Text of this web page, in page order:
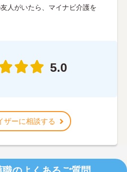
人がいたら、マイナビ介護を
5.0
ザーに相談する